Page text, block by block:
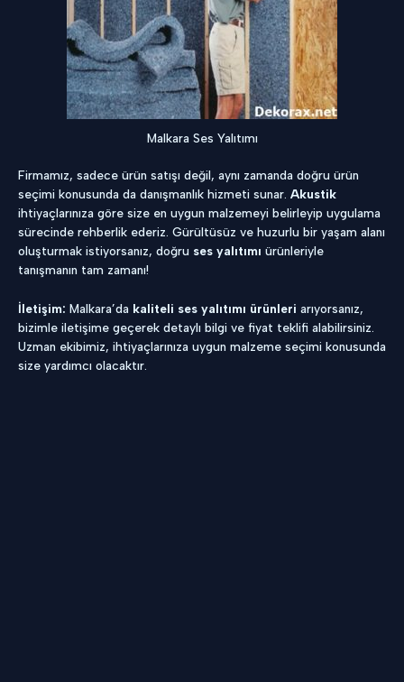
Malkara Ses Yalıtımı
Firmamız, sadece ürün satışı değil, aynı zamanda doğru ürün
seçimi konusunda da danışmanlık hizmeti sunar. Akustik
ihtiyaçlarınıza göre size en uygun malzemeyi belirleyip uygulama
sürecinde rehberlik ederiz. Gürültüsüz ve huzurlu bir yaşam alanı
oluşturmak istiyorsanız, doğru ses yalıtımı ürünleriyle
tanışmanın tam zamanı!
İletişim: Malkara’da kaliteli ses yalıtımı ürünleri arıyorsanız,
bizimle iletişime geçerek detaylı bilgi ve fiyat teklifi alabilirsiniz.
Uzman ekibimiz, ihtiyaçlarınıza uygun malzeme seçimi konusunda
size yardımcı olacaktır.